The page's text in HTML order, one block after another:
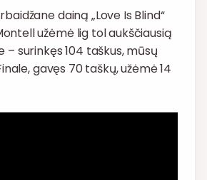
dainą „Love Is Blind“
užėmė lig tol aukščiausią
– surinkęs 104 taškus, mūsų
gavęs 70 taškų, užėmė 14